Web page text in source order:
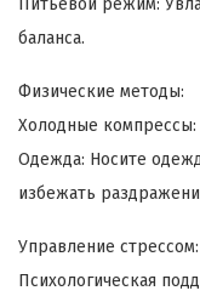
баланса.
Физические методы:
Холодные компрессы:
Одежда: Носите
избежать
Управление стрессом:
Психологическая